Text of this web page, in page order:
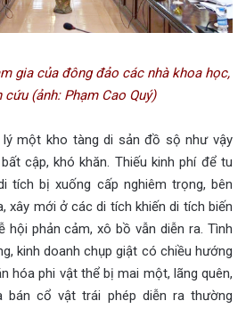
gia của đông đảo các nhà khoa học,
cứu (ảnh: Phạm Cao Quý)
lý một kho tàng di sản đồ sộ như vậy
cập, khó khăn. Thiếu kinh phí để tu
tích bị xuống cấp nghiêm trọng, bên
xây mới ở các di tích khiến di tích biến
hội phản cảm, xô bồ vẫn diễn ra. Tình
kinh doanh chụp giật có chiều hướng
hóa phi vật thể bị mai một, lãng quên,
bán cổ vật trái phép diễn ra thường